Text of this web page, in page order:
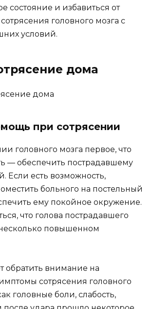
состояние и избавиться от
головного мозга с
условий.
дома
при сотрясении
головного мозга первое, что
— обеспечить пострадавшему
Если есть возможность,
больного на постельный
ему покойное окружение.
что голова пострадавшего
несколько повышенном
обратить внимание на
сотрясения головного
головные боли, слабость,